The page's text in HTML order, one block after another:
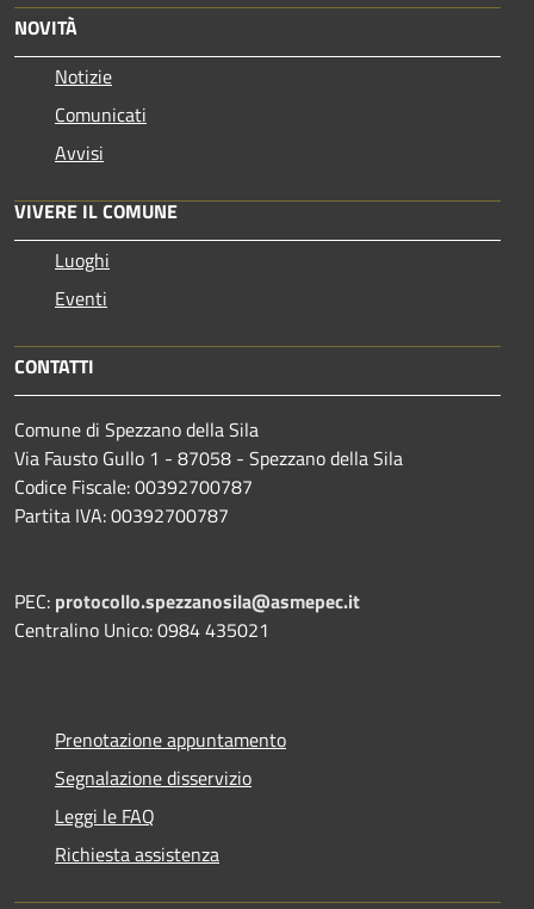
NOVITÀ
Notizie
Comunicati
Avvisi
VIVERE IL COMUNE
Luoghi
Eventi
CONTATTI
Comune di Spezzano della Sila
Via Fausto Gullo 1 - 87058 - Spezzano della Sila
Codice Fiscale: 00392700787
Partita IVA: 00392700787
PEC: protocollo.spezzanosila@asmepec.it
Centralino Unico: 0984 435021
Prenotazione appuntamento
Segnalazione disservizio
Leggi le FAQ
Richiesta assistenza